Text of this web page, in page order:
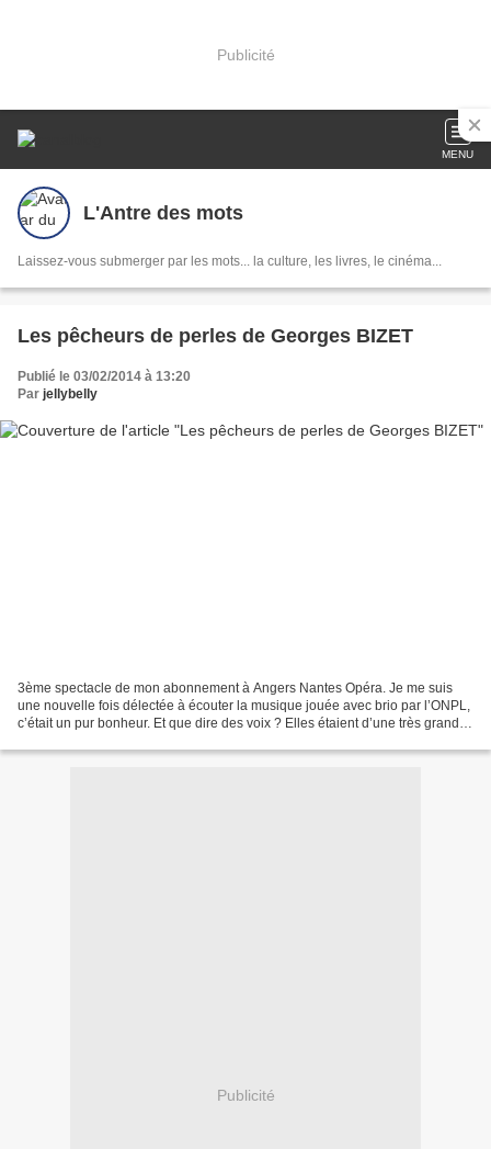
Publicité
MENU
L'Antre des mots
Laissez-vous submerger par les mots... la culture, les livres, le cinéma...
Les pêcheurs de perles de Georges BIZET
Publié le 03/02/2014 à 13:20
Par jellybelly
3ème spectacle de mon abonnement à Angers Nantes Opéra. Je me suis
une nouvelle fois délectée à écouter la musique jouée avec brio par l’ONPL,
c’était un pur bonheur. Et que dire des voix ? Elles étaient d’une très grande
Publicité